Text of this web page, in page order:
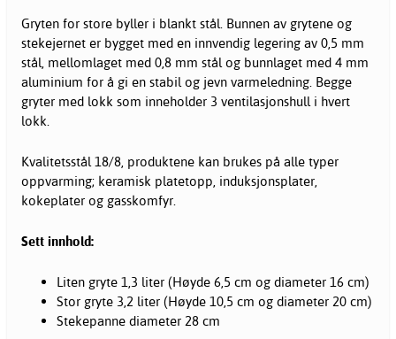
Gryten for store byller i blankt stål. Bunnen av grytene og
stekejernet er bygget med en innvendig legering av 0,5 mm
stål, mellomlaget med 0,8 mm stål og bunnlaget med 4 mm
aluminium for å gi en stabil og jevn varmeledning. Begge
gryter med lokk som inneholder 3 ventilasjonshull i hvert
lokk.
Kvalitetsstål 18/8, produktene kan brukes på alle typer
oppvarming; keramisk platetopp, induksjonsplater,
kokeplater og gasskomfyr.
Sett innhold:
Liten gryte 1,3 liter (Høyde 6,5 cm og diameter 16 cm)
Stor gryte 3,2 liter (Høyde 10,5 cm og diameter 20 cm)
Stekepanne diameter 28 cm